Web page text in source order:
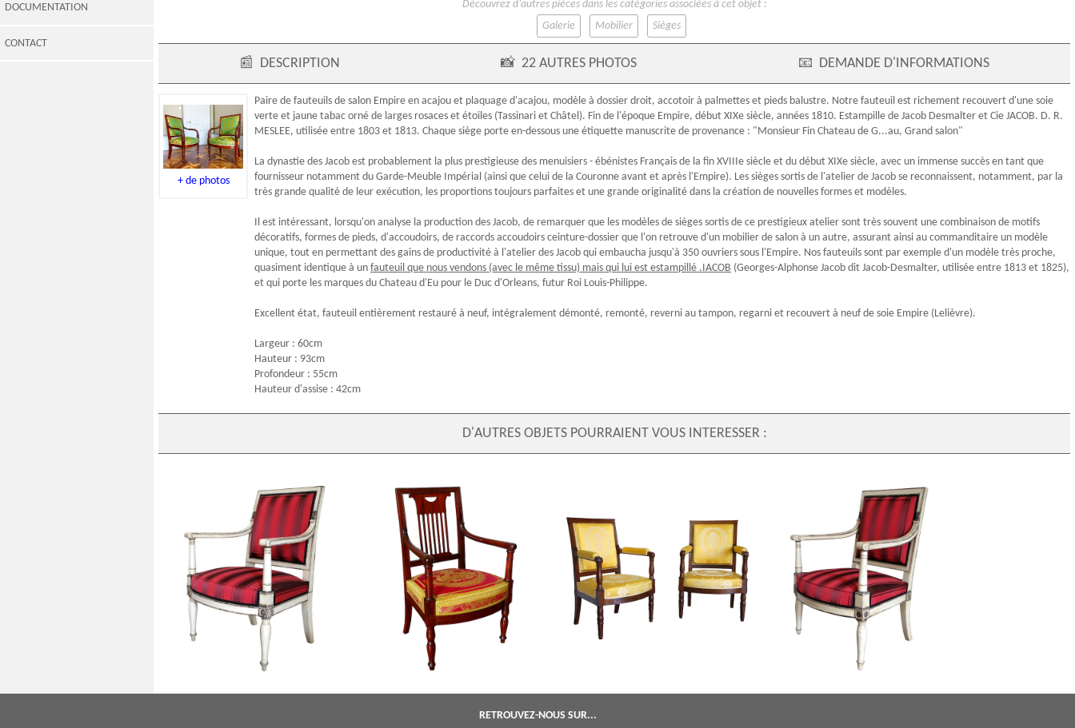
DOCUMENTATION
CONTACT
Découvrez d’autres pièces dans les catégories associées à cet objet :
Galerie
Mobilier Sièges
📰 DESCRIPTION 📸 22 AUTRES PHOTOS 📧 DEMANDE D'INFORMATIONS
+ de photos
Paire de fauteuils de salon Empire en acajou et plaquage d'acajou, modèle à dossier droit, accotoir à palmettes et pieds balustre. Notre fauteuil est richement recouvert d'une soie
verte et jaune tabac orné de larges rosaces et étoiles (Tassinari et Châtel). Fin de l'époque Empire, début XIXe siècle, années 1810. Estampille de Jacob Desmalter et Cie JACOB. D. R.
MESLEE, utilisée entre 1803 et 1813. Chaque siège porte en-dessous une étiquette manuscrite de provenance : "Monsieur Fin Chateau de G...au, Grand salon"
La dynastie des Jacob est probablement la plus prestigieuse des menuisiers - ébénistes Français de la fin XVIIIe siècle et du début XIXe siècle, avec un immense succès en tant que
fournisseur notamment du Garde-Meuble Impérial (ainsi que celui de la Couronne avant et après l'Empire). Les sièges sortis de l'atelier de Jacob se reconnaissent, notamment, par la
très grande qualité de leur exécution, les proportions toujours parfaites et une grande originalité dans la création de nouvelles formes et modèles.
Il est intéressant, lorsqu'on analyse la production des Jacob, de remarquer que les modèles de sièges sortis de ce prestigieux atelier sont très souvent une combinaison de motifs
décoratifs, formes de pieds, d'accoudoirs, de raccords accoudoirs ceinture-dossier que l'on retrouve d'un mobilier de salon à un autre, assurant ainsi au commanditaire un modèle
unique, tout en permettant des gains de productivité à l'atelier des Jacob qui embaucha jusqu'à 350 ouvriers sous l'Empire. Nos fauteuils sont par exemple d'un modèle très proche,
quasiment identique à un fauteuil que nous vendons (avec le même tissu) mais qui lui est estampillé .IACOB (Georges-Alphonse Jacob dit Jacob-Desmalter, utilisée entre 1813 et 1825),
et qui porte les marques du Chateau d'Eu pour le Duc d'Orleans, futur Roi Louis-Philippe.
Excellent état, fauteuil entièrement restauré à neuf, intégralement démonté, remonté, reverni au tampon, regarni et recouvert à neuf de soie Empire (Lelièvre).
Largeur : 60cm
Hauteur : 93cm
Profondeur : 55cm
Hauteur d'assise : 42cm
D'AUTRES OBJETS POURRAIENT VOUS INTERESSER :
Fauteuil Empire impérial pour les
Tuileries (marque fer & inventaire),
attribué Jacob Desmalter
Palais de Saint Cloud : fauteuil Empire
estampillé de Jean Pierre Louis et
numéros d'inventaire
Jacob Desmalter : paire de fauteuils
d'époque Empire en acajou - estampillés
Fauteuil Empire impérial pour
Fontainebleau (marque fer &
inventaire), attribué Jacob Desmalter
RETROUVEZ-NOUS SUR...